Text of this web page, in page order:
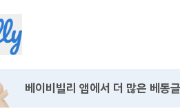
베이비빌리 앱에서 더 많은 베동